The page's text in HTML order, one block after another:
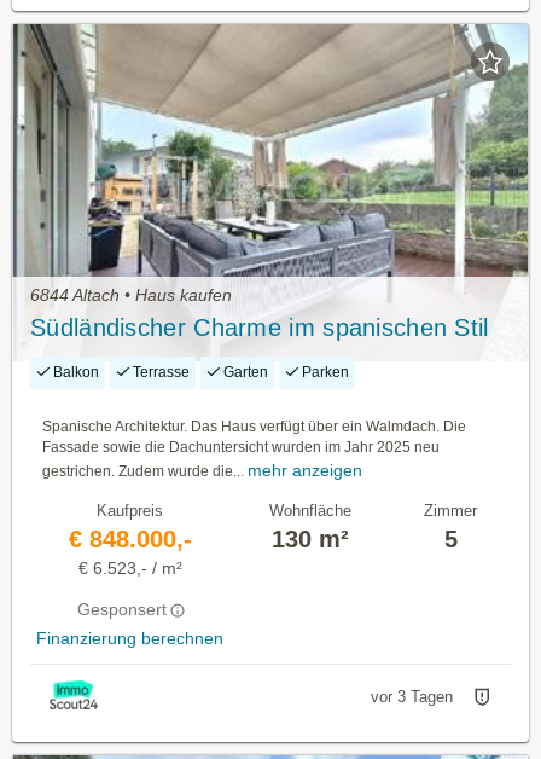
6844 Altach • Haus kaufen
Südländischer Charme im spanischen Stil
Balkon Terrasse Garten Parken
Spanische Architektur. Das Haus verfügt über ein Walmdach. Die
Fassade sowie die Dachuntersicht wurden im Jahr 2025 neu
gestrichen. Zudem wurde die... mehr anzeigen
Kaufpreis
€ 848.000,-
€ 6.523,- / m²
Gesponsert
Finanzierung berechnen
Wohnfläche
130 m²
Zimmer
5
vor 3 Tagen